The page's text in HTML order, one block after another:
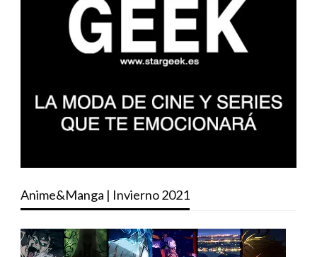
Anime&Manga | Invierno 2021